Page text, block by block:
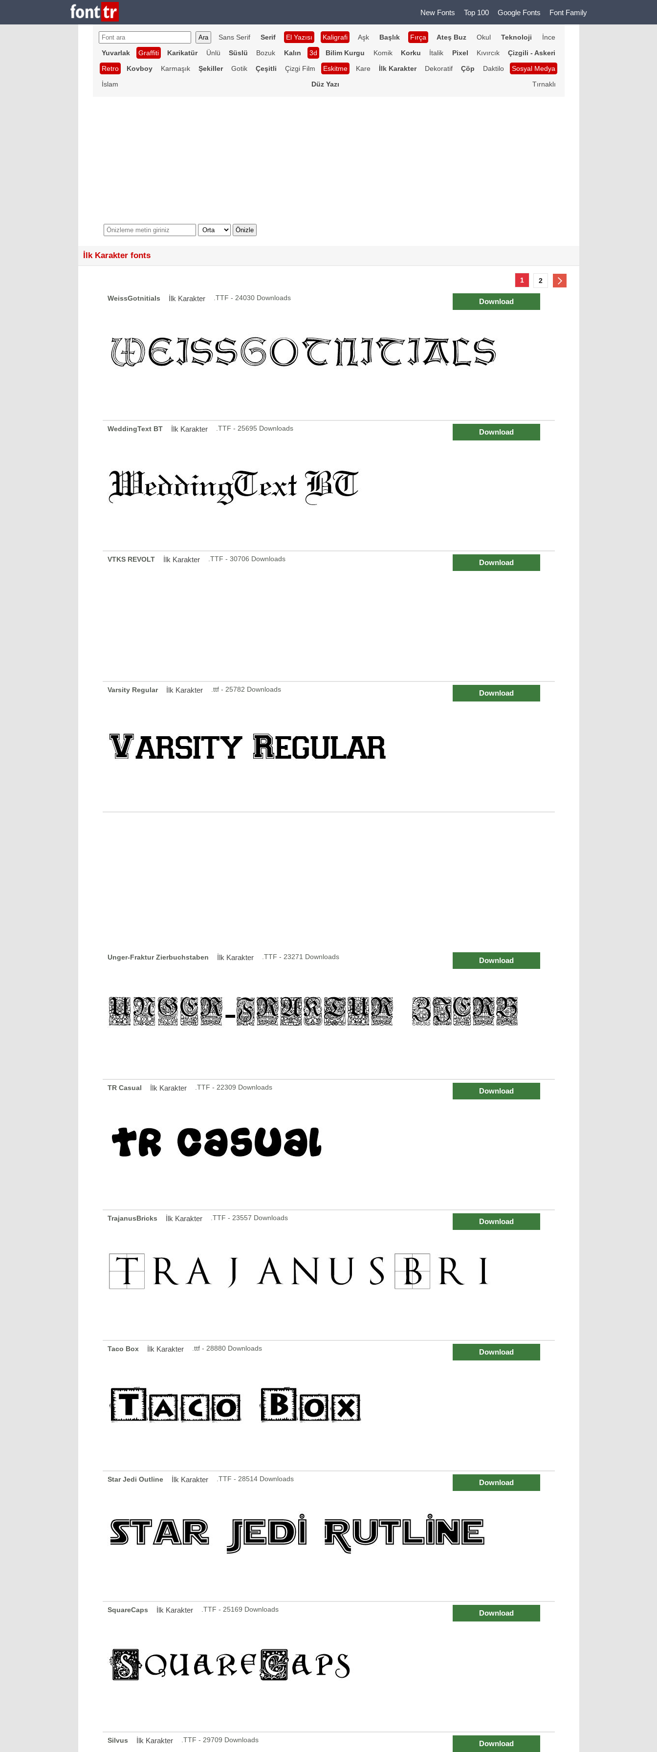
New Fonts Top 100 Google Fonts Font Family
Sans Serif Serif El Yazısı Kaligrafi Aşk Başlık Fırça Ateş Buz Okul Teknoloji
İnce
Yuvarlak
Graffiti Karikatür Ünlü Süslü Bozuk Kalın 3d Bilim Kurgu Komik Korku İtalik Pixel Kıvırcık
Çizgili - Askeri
Retro
Kovboy Karmaşık Şekiller Gotik Çeşitli Çizgi Film Eskitme Kare İlk Karakter Dekoratif Çöp Daktilo
Sosyal Medya
İslam
Düz Yazı Tırnaklı
İlk Karakter fonts
1 2
WeissGotnitials İlk Karakter .TTF - 24030 Downloads Download
WeddingText BT İlk Karakter .TTF - 25695 Downloads Download
VTKS REVOLT İlk Karakter .TTF - 30706 Downloads Download
Varsity Regular İlk Karakter .ttf - 25782 Downloads Download
Unger-Fraktur Zierbuchstaben İlk Karakter .TTF - 23271 Downloads Download
TR Casual İlk Karakter .TTF - 22309 Downloads Download
TrajanusBricks İlk Karakter .TTF - 23557 Downloads Download
Taco Box İlk Karakter .ttf - 28880 Downloads Download
Star Jedi Outline İlk Karakter .TTF - 28514 Downloads Download
SquareCaps İlk Karakter .TTF - 25169 Downloads Download
Silvus İlk Karakter .TTF - 29709 Downloads Download